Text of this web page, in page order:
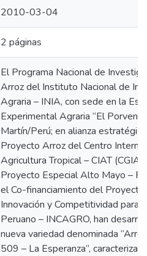
2010-03-04
2 páginas
El Programa Nacional de
Arroz del Instituto Nacional de
Agraria – INIA, con sede en la
Experimental Agraria “El
Martín/Perú; en alianza
Proyecto Arroz del Centro
Agricultura Tropical – CIAT
Proyecto Especial Alto Mayo –
el Co-financiamiento del
Innovación y Competitividad para
Peruano – INCAGRO, han
nueva variedad denominada
509 – La Esperanza”,